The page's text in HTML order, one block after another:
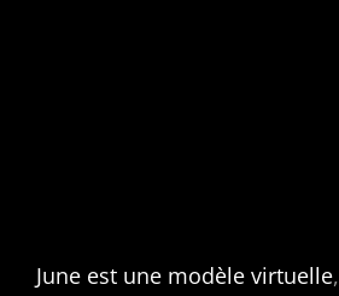
June est une modèle virtuelle